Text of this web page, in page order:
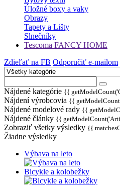
Úložné boxy a vaky
Obrazy
Tapety a Lišty
Slnečníky
Tescoma FANCY HOME
Zdieľať na FB Odporučiť e-mailom
Nájdené kategórie {{
Nájdení výrobcovia {{
Nájdené modelové rady {{
Nájdené články {{
Zobraziť všetky výsledky {{
Žiadne výsledky
Výbava na leto
Bicykle a kolobežky